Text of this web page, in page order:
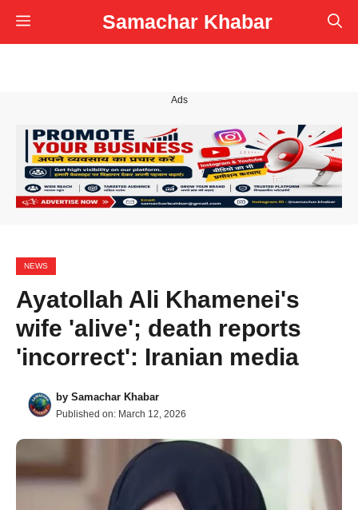
Skip
to
Samachar Khabar
Menu
Ads
NEWS
Ayatollah Ali Khamenei's
wife 'alive'; death reports
'incorrect': Iranian media
by Samachar Khabar
Published on: March 12, 2026